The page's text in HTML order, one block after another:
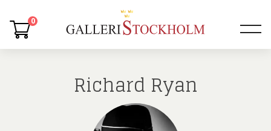
0
Richard Ryan